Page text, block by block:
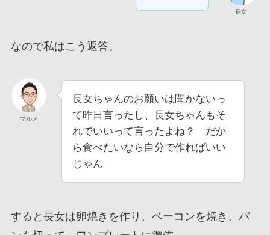
長女
なので私はこう返答。
マルメ
長女ちゃんのお願いは聞かないっ
て昨日言ったし、長女ちゃんもそ
れでいいって言ったよね？ だか
ら食べたいなら自分で作ればいい
じゃん
すると長女は卵焼きを作り、ベーコンを焼き、パ